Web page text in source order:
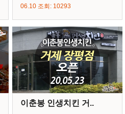
06.10 조회: 10293
이춘봉 인생치킨 거..